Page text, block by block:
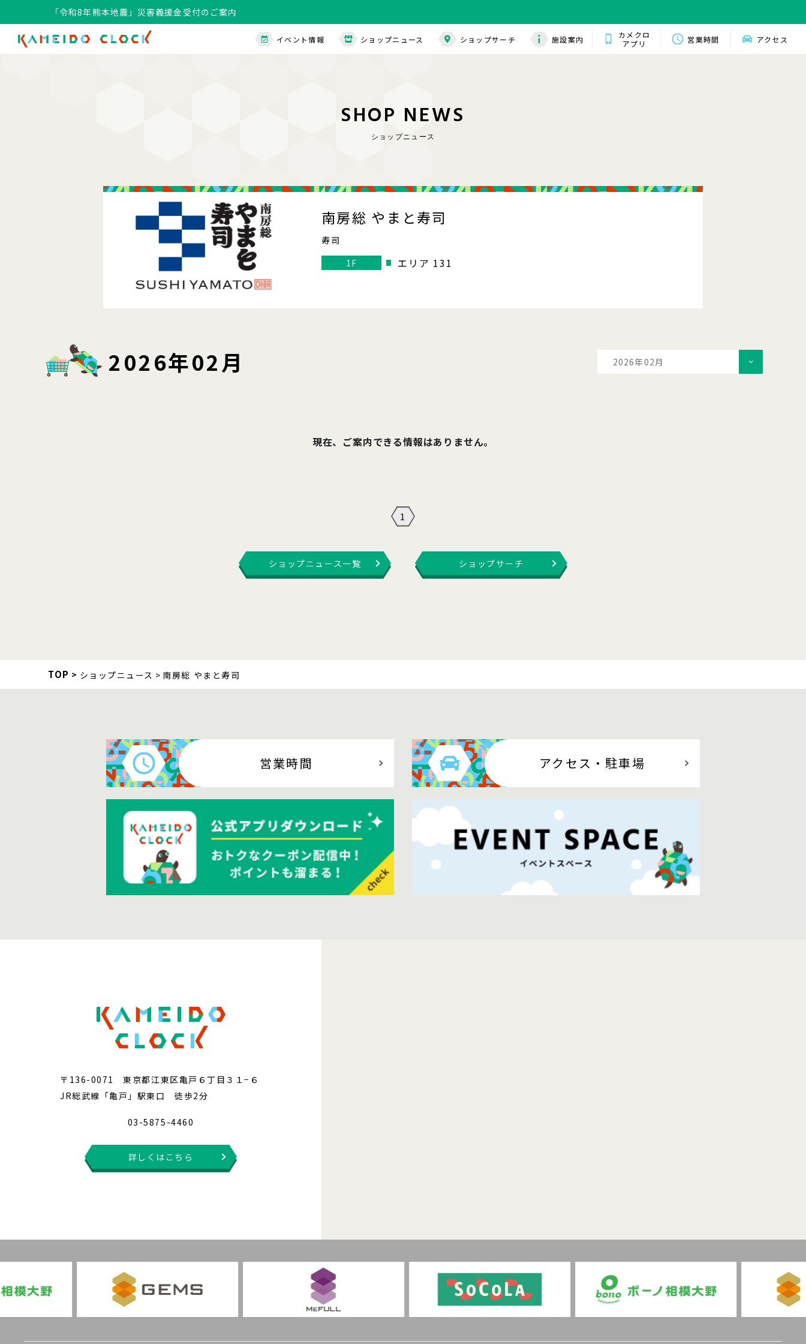
「令和8年熊本地震」災害義援金受付のご案内
イベント情報 ショップニュース ショップサーチ 施設案内
カメクロ
アプリ
営業時間 アクセス
SHOP NEWS
ショップニュース
南房総 やまと寿司
寿司
1F
エリア 131
2026年02月
2026年02月
現在、ご案内できる情報はありません。
1
ショップニュース一覧 ショップサーチ
TOP ショップニュース 南房総 やまと寿司
営業時間 アクセス ・駐車場
〒136-0071 東京都江東区亀戸６丁目３１−６
JR総武線「亀戸」駅東口 徒歩2分
03-5875-4460
詳しくはこちら